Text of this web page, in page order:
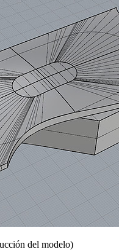
del modelo)